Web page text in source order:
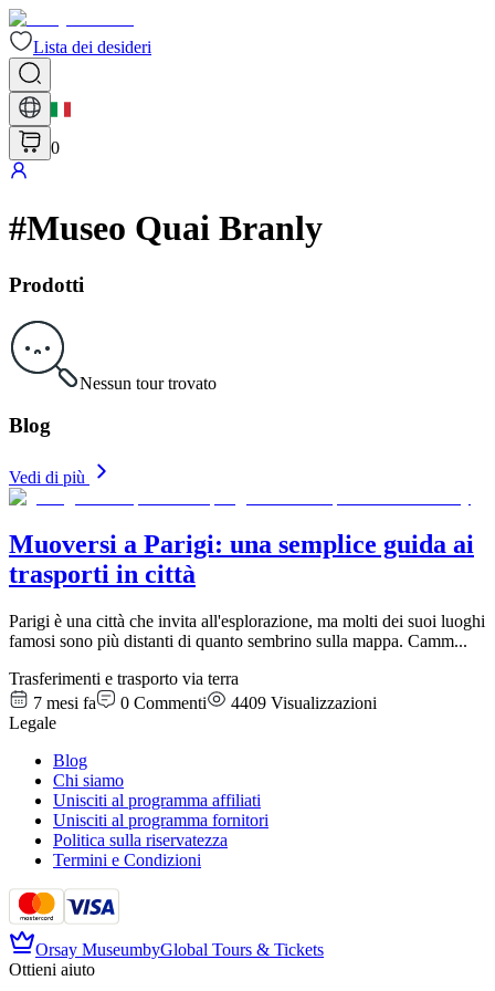
Lista dei desideri
0
#Museo Quai Branly
Prodotti
Nessun tour trovato
Blog
Vedi di più
Muoversi a Parigi: una semplice guida ai
trasporti in città
Parigi è una città che invita all'esplorazione, ma molti dei suoi luoghi
famosi sono più distanti di quanto sembrino sulla mappa. Camm...
Trasferimenti e trasporto via terra
7 mesi fa
0 Commenti 4409 Visualizzazioni
Legale
Blog
Chi siamo
Unisciti al programma affiliati
Unisciti al programma fornitori
Politica sulla riservatezza
Termini e Condizioni
Orsay MuseumbyGlobal Tours & Tickets
Ottieni aiuto